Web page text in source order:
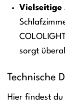
Vielseitige
sorgt
Technische
Hier findest du